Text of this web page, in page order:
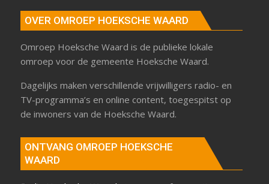
OVER OMROEP HOEKSCHE WAARD
Omroep Hoeksche Waard is de publieke lokale
omroep voor de gemeente Hoeksche Waard.
Dagelijks maken verschillende vrijwilligers radio- en
TV-programma’s en online content, toegespitst op
de inwoners van de Hoeksche Waard.
ONTVANG OMROEP HOEKSCHE
WAARD